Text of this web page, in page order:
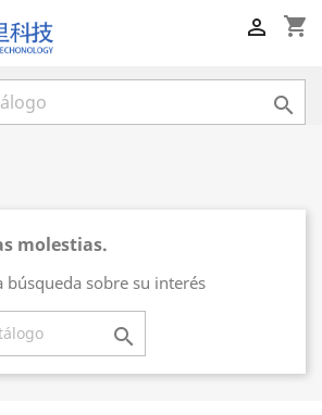
shopping_cart


molestias.
búsqueda sobre su interés
